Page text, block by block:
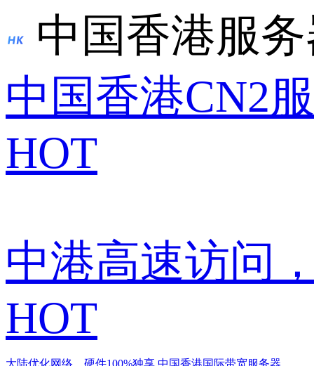
中国香港服
中国香港CN2
HOT
中港高速访问
HOT
大陆优化网络，硬件100%独享 中国香港国际带宽服务器